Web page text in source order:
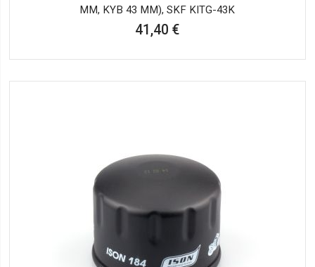
MM, KYB 43 MM), SKF KITG-43K
41,40 €